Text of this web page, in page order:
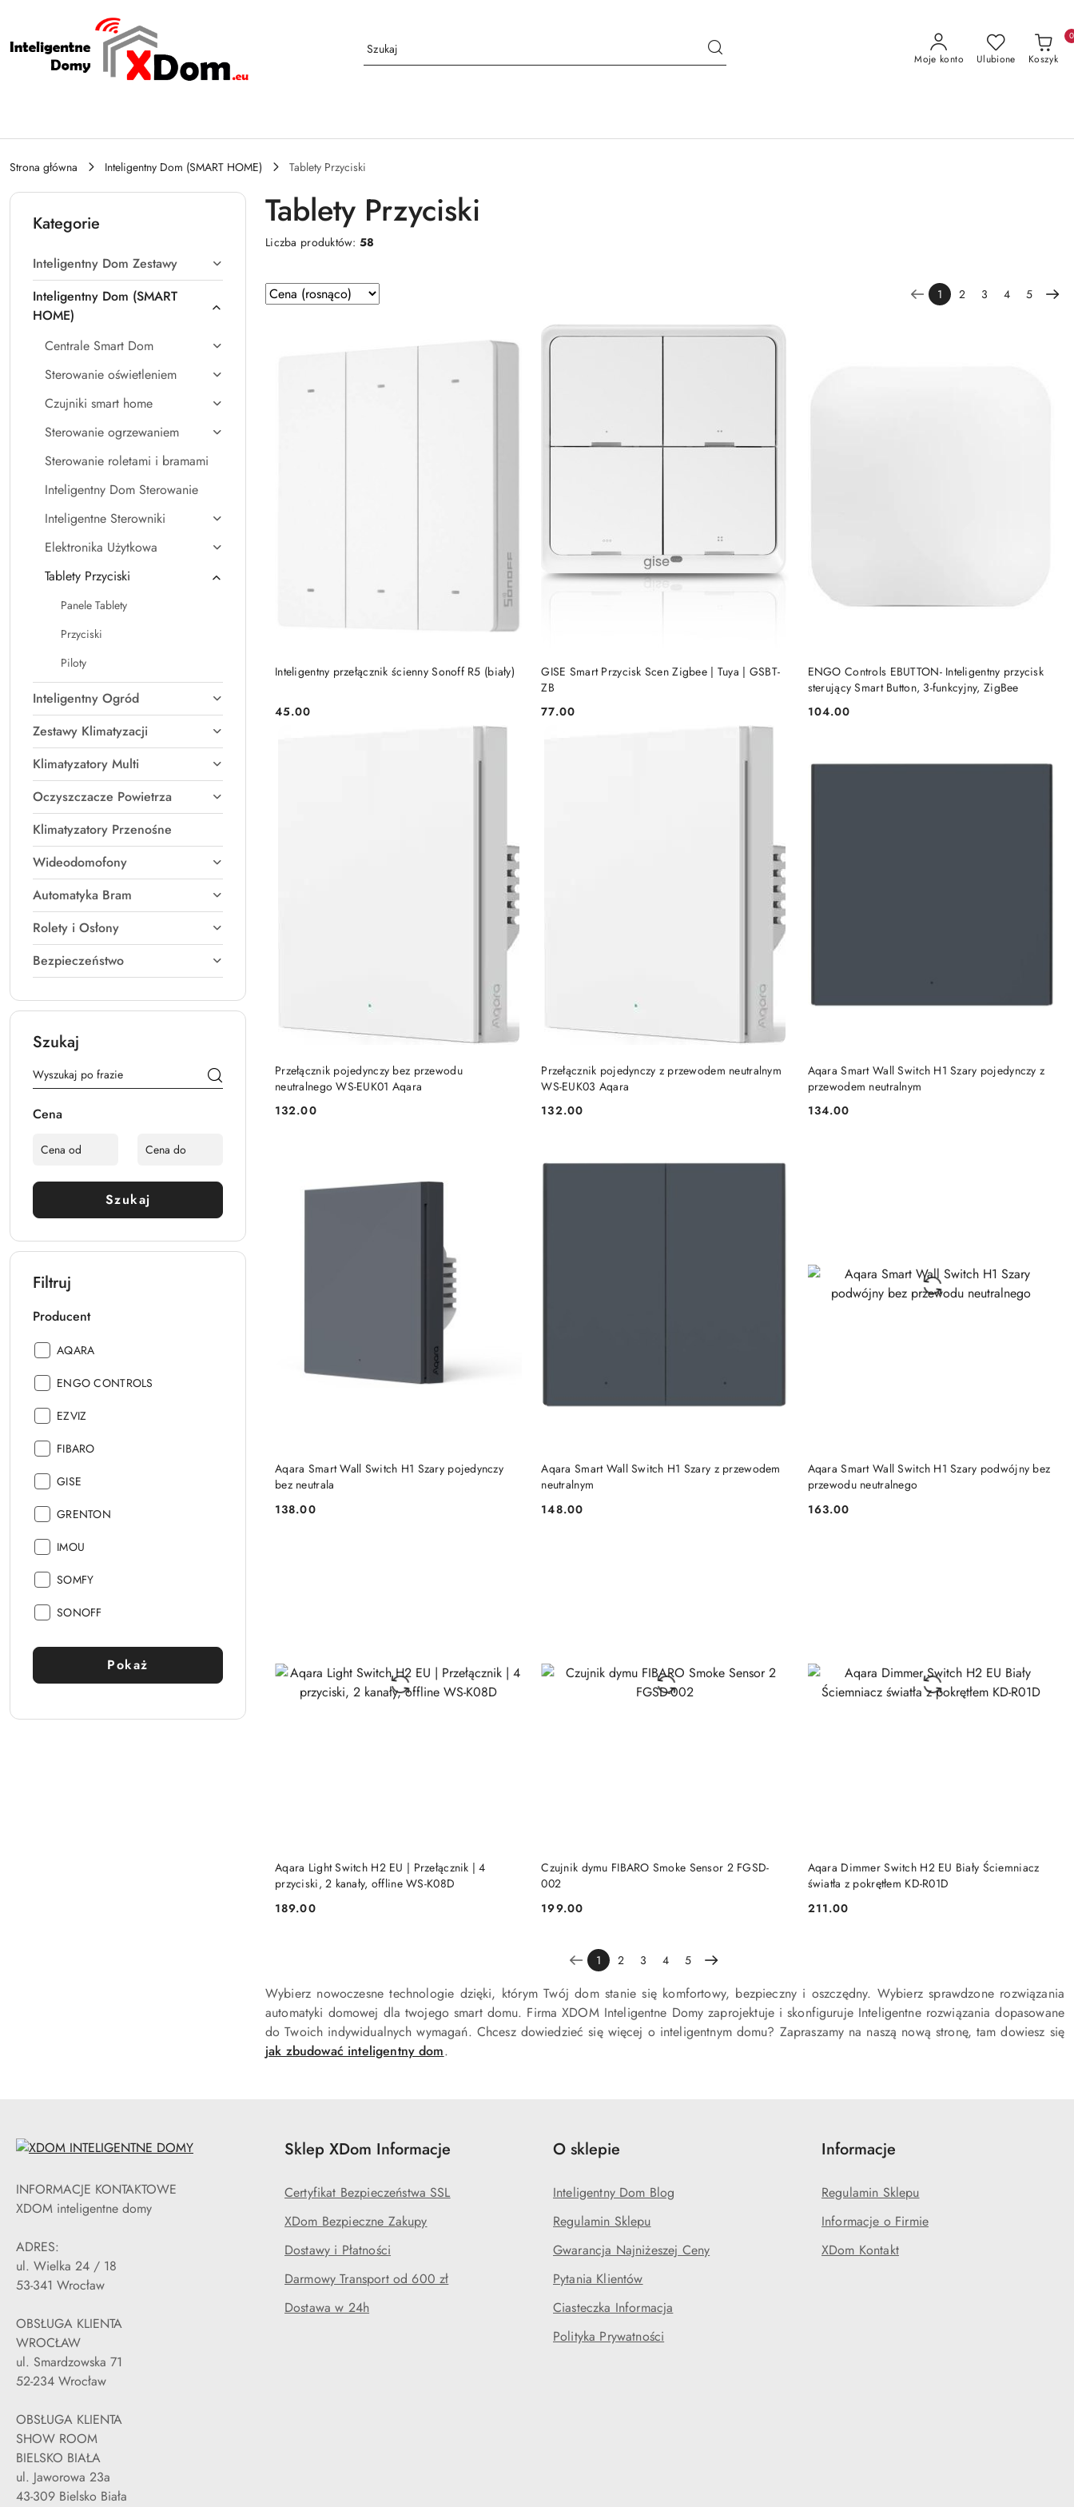
Przejdź do treści głównej
Przejdź do wyszukiwarki
Przejdź do moje konto
Przejdź do menu głównego
Przejdź do stopki
Moje konto Ulubione Koszyk
0
Strona główna Inteligentny Dom (SMART HOME) Tablety Przyciski
Kategorie
Inteligentny Dom Zestawy
Inteligentny Dom (SMART
HOME)
Centrale Smart Dom
Sterowanie oświetleniem
Czujniki smart home
Sterowanie ogrzewaniem
Sterowanie roletami i bramami
Inteligentny Dom Sterowanie
Inteligentne Sterowniki
Elektronika Użytkowa
Tablety Przyciski
Panele Tablety
Przyciski
Piloty
Inteligentny Ogród
Zestawy Klimatyzacji
Klimatyzatory Multi
Oczyszczacze Powietrza
Klimatyzatory Przenośne
Wideodomofony
Automatyka Bram
Rolety i Osłony
Bezpieczeństwo
Szukaj
Cena
Szukaj
Filtruj
Producent
Producent:
AQARA
Producent:
ENGO CONTROLS
Producent:
EZVIZ
Producent:
FIBARO
Producent:
GISE
Producent:
GRENTON
Producent:
IMOU
Producent:
SOMFY
Producent:
SONOFF
Pokaż
Tablety Przyciski
Liczba produktów:58
Zastosowano
sortowanie:
Sortuj
według
1 2 3 4 5
Inteligentny przełącznik ścienny Sonoff R5 (biały)
Cena:
45.00
DODAJ DO KOSZYKA
GISE Smart Przycisk Scen Zigbee | Tuya | GSBT-
ZB
Cena:
77.00
DODAJ DO KOSZYKA
ENGO Controls EBUTTON- Inteligentny przycisk
sterujący Smart Button, 3-funkcyjny, ZigBee
Cena:
104.00
DODAJ DO KOSZYKA
Przełącznik pojedynczy bez przewodu
neutralnego WS-EUK01 Aqara
Cena:
132.00
DODAJ DO KOSZYKA
Przełącznik pojedynczy z przewodem neutralnym
WS-EUK03 Aqara
Cena:
132.00
DODAJ DO KOSZYKA
Aqara Smart Wall Switch H1 Szary pojedynczy z
przewodem neutralnym
Cena:
134.00
DODAJ DO KOSZYKA
Aqara Smart Wall Switch H1 Szary pojedynczy
bez neutrala
Cena:
138.00
DODAJ DO KOSZYKA
Aqara Smart Wall Switch H1 Szary z przewodem
neutralnym
Cena:
148.00
DODAJ DO KOSZYKA
Aqara Smart Wall Switch H1 Szary podwójny bez
przewodu neutralnego
Cena:
163.00
DODAJ DO KOSZYKA
Aqara Light Switch H2 EU | Przełącznik | 4
przyciski, 2 kanały, offline WS-K08D
Cena:
189.00
DODAJ DO KOSZYKA
Czujnik dymu FIBARO Smoke Sensor 2 FGSD-
002
Cena:
199.00
DODAJ DO KOSZYKA
Aqara Dimmer Switch H2 EU Biały Ściemniacz
światła z pokrętłem KD-R01D
Cena:
211.00
DODAJ DO KOSZYKA
1 2 3 4 5
Wybierz nowoczesne technologie dzięki, którym Twój dom stanie się komfortowy, bezpieczny i oszczędny. Wybierz sprawdzone rozwiązania
automatyki domowej dla twojego smart domu. Firma XDOM Inteligentne Domy zaprojektuje i skonfiguruje Inteligentne rozwiązania dopasowane
do Twoich indywidualnych wymagań. Chcesz dowiedzieć się więcej o inteligentnym domu? Zapraszamy na naszą nową stronę, tam dowiesz się
jak zbudować inteligentny dom.
INFORMACJE KONTAKTOWE
XDOM inteligentne domy
ADRES:
ul. Wielka 24 / 18
53-341 Wrocław
OBSŁUGA KLIENTA
WROCŁAW
ul. Smardzowska 71
52-234 Wrocław
OBSŁUGA KLIENTA
SHOW ROOM
BIELSKO BIAŁA
ul. Jaworowa 23a
43-309 Bielsko Biała
Sklep XDom Informacje
Certyfikat Bezpieczeństwa SSL
XDom Bezpieczne Zakupy
Dostawy i Płatności
Darmowy Transport od 600 zł
Dostawa w 24h
O sklepie
Inteligentny Dom Blog
Regulamin Sklepu
Gwarancja Najniżeszej Ceny
Pytania Klientów
Ciasteczka Informacja
Polityka Prywatności
Informacje
Regulamin Sklepu
Informacje o Firmie
XDom Kontakt